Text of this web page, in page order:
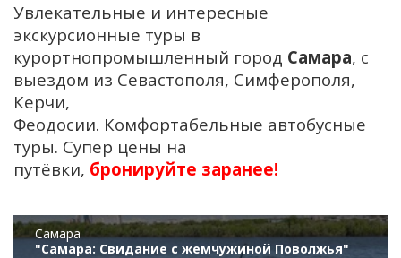
Увлекательные и интересные
экскурсионные туры в
курортнопромышленный город Самара, с
выездом из Севастополя, Симферополя,
Керчи,
Феодосии. Комфортабельные автобусные
туры. Супер цены на
путёвки, бронируйте заранее!
Самара
"Самара: Свидание с жемчужиной Поволжья"